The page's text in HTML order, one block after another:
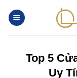
đến
Top 5
Uy